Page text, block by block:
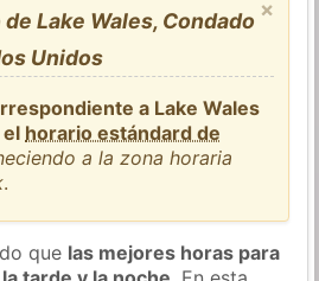
×
Lake Wales, Condado
Unidos
a Lake Wales
horario estándard de
a la zona horaria
.
que las mejores horas para